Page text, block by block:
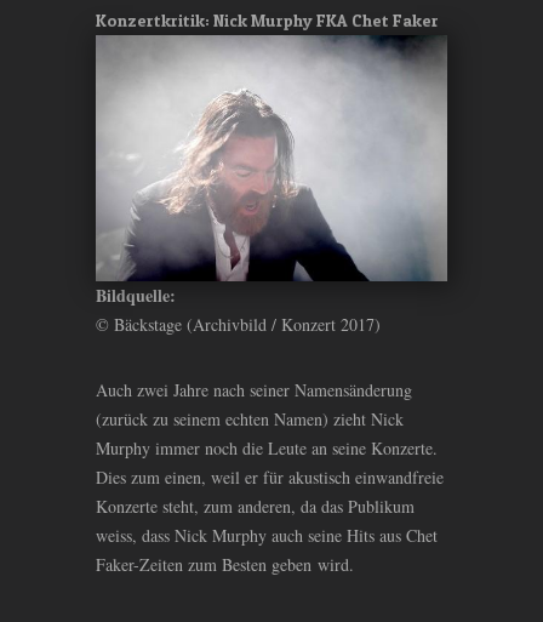
Konzertkritik: Nick Murphy FKA Chet Faker
Bildquelle:
© Bäckstage (Archivbild / Konzert 2017)
Auch zwei Jahre nach seiner Namensänderung
(zurück zu seinem echten Namen) zieht Nick
Murphy immer noch die Leute an seine Konzerte.
Dies zum einen, weil er für akustisch einwandfreie
Konzerte steht, zum anderen, da das Publikum
weiss, dass Nick Murphy auch seine Hits aus Chet
Faker-Zeiten zum Besten geben wird.